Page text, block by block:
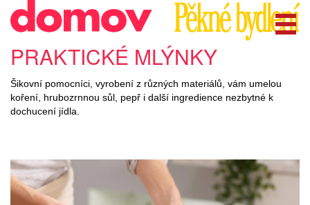
PRAKTICKÉ MLÝNKY
Šikovní pomocníci, vyrobení z různých materiálů, vám umelou
koření, hrubozrnnou sůl, pepř i další ingredience nezbytné k
dochucení jídla.